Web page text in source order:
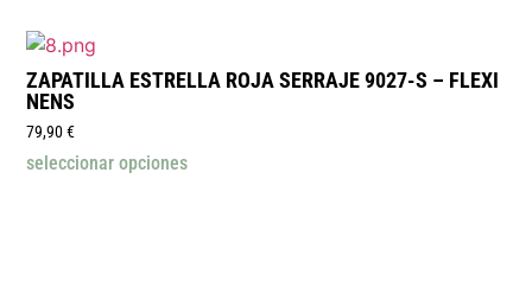
ZAPATILLA ESTRELLA ROJA SERRAJE 9027-S – FLEXI
NENS
79,90€
seleccionar opciones